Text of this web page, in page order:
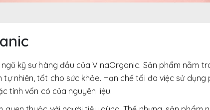
kỹ sư hàng đầu của VinaOrganic. Sản phẩm nằm
nhiên, tốt cho sức khỏe. Hạn chế tối đa việc sử dụng
tính vốn có của nguyên liệu.